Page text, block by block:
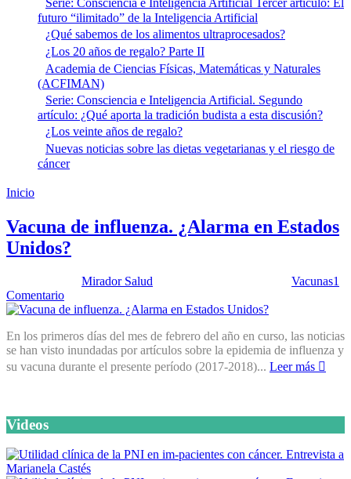
Serie: Consciencia e Inteligencia Artificial Tercer artículo: El
futuro “ilimitado” de la Inteligencia Artificial
¿Qué sabemos de los alimentos ultraprocesados?
¿Los 20 años de regalo? Parte II
Academia de Ciencias Físicas, Matemáticas y Naturales
(ACFIMAN)
Serie: Consciencia e Inteligencia Artificial. Segundo
artículo: ¿Qué aporta la tradición budista a esta discusión?
¿Los veinte años de regalo?
Nuevas noticias sobre las dietas vegetarianas y el riesgo de
cáncer
Inicio
Vacuna de influenza. ¿Alarma en Estados
Unidos?
Mirador Salud Vacunas1
Comentario
En los primeros días del mes de febrero del año en curso, las noticias
se han visto inundadas por artículos sobre la epidemia de influenza y
su vacuna durante el presente período (2017-2018)... Leer más
Videos